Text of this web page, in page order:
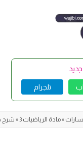
تلجرام
»مادة الرياضيات 3 » شرح